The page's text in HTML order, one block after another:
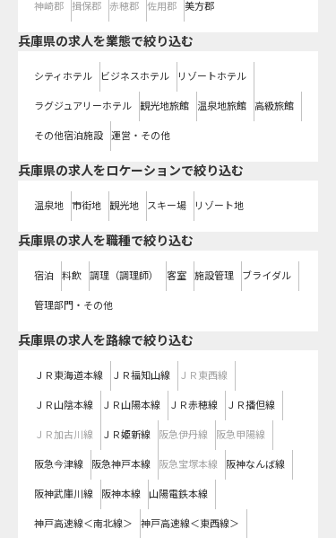
神崎郡 揖保郡 赤穂郡 佐用郡 美方郡
兵庫県の求人を業態で絞り込む
シティホテル ビジネスホテル リゾートホテル
ラグジュアリーホテル 観光地旅館 温泉地旅館 高級旅館
その他宿泊施設 運営・その他
兵庫県の求人をロケーションで絞り込む
温泉地 市街地 観光地 スキー場 リゾート地
兵庫県の求人を職種で絞り込む
宿泊 料飲 調理（調理師） 客室 施設管理 ブライダル
管理部門・その他
兵庫県の求人を路線で絞り込む
ＪＲ東海道本線 ＪＲ福知山線 ＪＲ東西線
ＪＲ山陰本線 ＪＲ山陽本線 ＪＲ赤穂線 ＪＲ播但線
ＪＲ加古川線 ＪＲ姫新線 阪急伊丹線 阪急甲陽線
阪急今津線 阪急神戸本線 阪急宝塚本線 阪神なんば線
阪神武庫川線 阪神本線 山陽電鉄本線
神戸高速線＜南北線＞ 神戸高速線＜東西線＞